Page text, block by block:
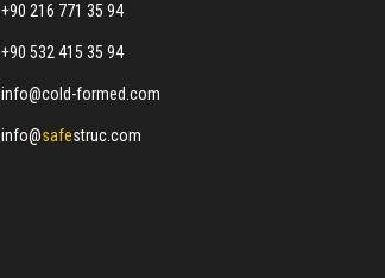
+90 216 771 35 94
+90 532 415 35 94
info@cold-formed.com
info@safestruc.com